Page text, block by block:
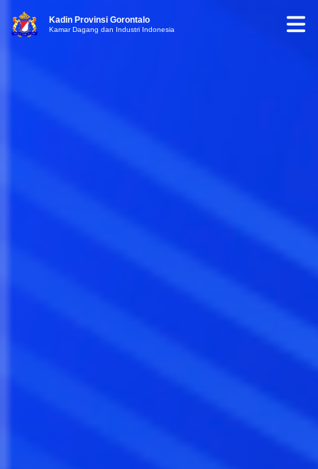
Kadin Provinsi Gorontalo
Kamar Dagang dan Industri Indonesia